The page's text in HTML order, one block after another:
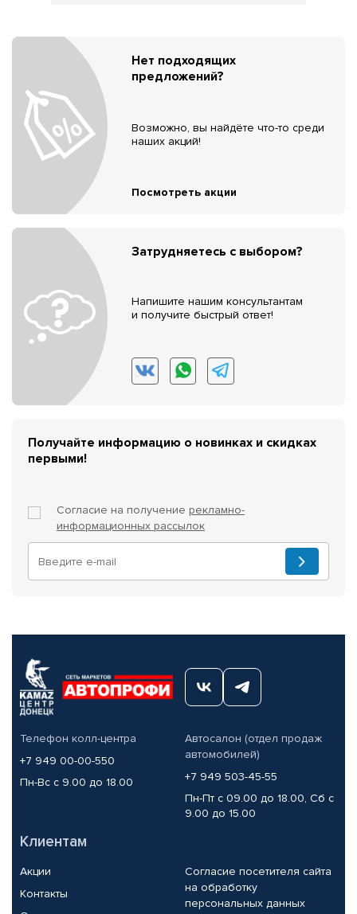
Нет подходящих
предложений?
Возможно, вы найдёте что-то среди
наших акций!
Посмотреть акции
Затрудняетесь с выбором?
Напишите нашим консультантам
и получите быстрый ответ!
Получайте информацию о новинках и скидках
первыми!
Согласие на получение рекламно-
информационных рассылок
Телефон колл-центра
+7 949 00-00-550
Пн-Вс с 9.00 до 18.00
Автосалон (отдел продаж
автомобилей)
+7 949 503-45-55
Пн-Пт с 09.00 до 18.00, Сб с
9.00 до 15.00
Клиентам
Акции
Контакты
Согласие посетителя сайта
на обработку
персональных данных